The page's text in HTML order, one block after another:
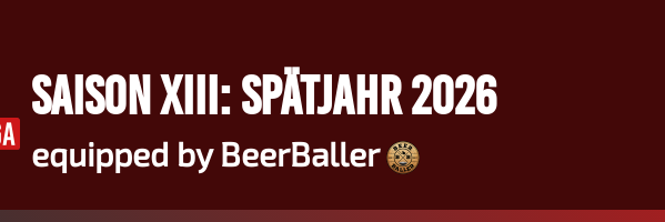
SAISON XIII: SPÄTJAHR 2026
equipped by BeerBaller